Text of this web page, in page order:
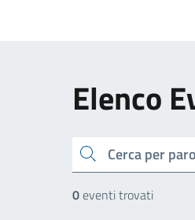
Elenco
cerca
0eventi trovati